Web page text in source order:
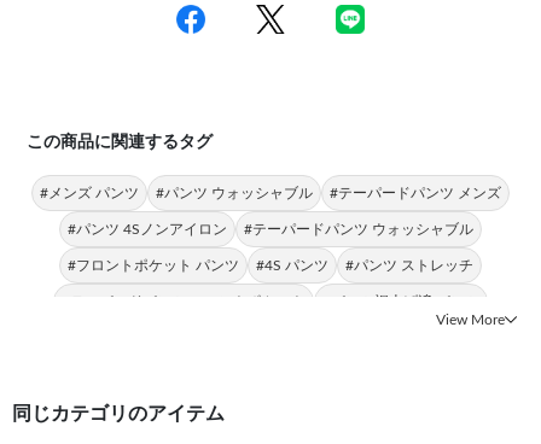
この商品に関連するタグ
#メンズ パンツ #パンツ ウォッシャブル #テーパードパンツ メンズ
#パンツ 4Sノンアイロン #テーパードパンツ ウォッシャブル
#フロントポケット パンツ #4S パンツ #パンツ ストレッチ
#テーパードパンツ フロントポケット
#パンツ裾上げ済 パンツ
View More
同じカテゴリのアイテム